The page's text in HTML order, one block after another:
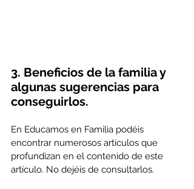
3. Beneficios de la familia y
algunas sugerencias para
conseguirlos.
En Educamos en Familia podéis
encontrar numerosos artículos que
profundizan en el contenido de este
artículo. No dejéis de consultarlos.